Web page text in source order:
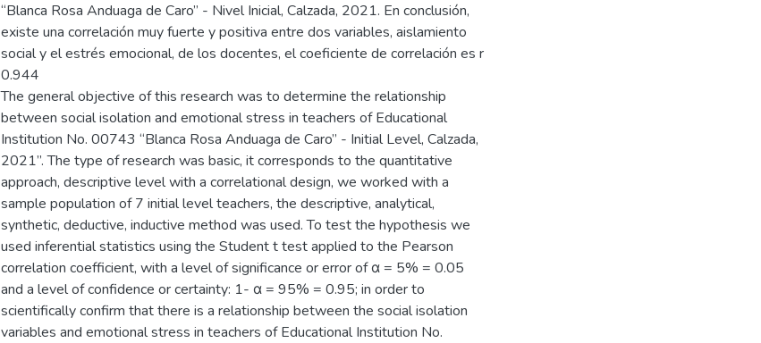
“Blanca Rosa Anduaga de Caro” - Nivel Inicial, Calzada, 2021. En conclusión,
existe una correlación muy fuerte y positiva entre dos variables, aislamiento
social y el estrés emocional, de los docentes, el coeficiente de correlación es r
0.944
The general objective of this research was to determine the relationship
between social isolation and emotional stress in teachers of Educational
Institution No. 00743 “Blanca Rosa Anduaga de Caro” - Initial Level, Calzada,
2021”. The type of research was basic, it corresponds to the quantitative
approach, descriptive level with a correlational design, we worked with a
sample population of 7 initial level teachers, the descriptive, analytical,
synthetic, deductive, inductive method was used. To test the hypothesis we
used inferential statistics using the Student t test applied to the Pearson
correlation coefficient, with a level of significance or error of α = 5% = 0.05
and a level of confidence or certainty: 1- α = 95% = 0.95; in order to
scientifically confirm that there is a relationship between the social isolation
variables and emotional stress in teachers of Educational Institution No.